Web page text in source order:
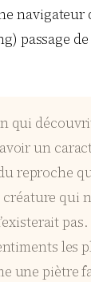
passage
un
reproche
qui
une piètre